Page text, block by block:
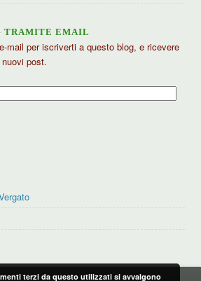
TRAMITE EMAIL
mail per iscriverti a questo blog, e ricevere
post.
terzi da questo utilizzati si avvalgono